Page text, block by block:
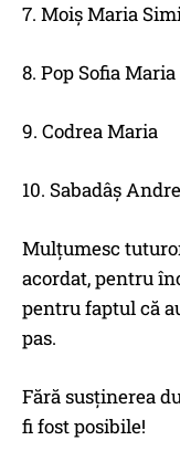
7. Moiș Maria
8. Pop Sofia Maria
9. Codrea Maria
10. Sabadâș
Mulțumesc
acordat, pentru
pentru faptul că
pas.
Fără susținerea
fi fost posibile!